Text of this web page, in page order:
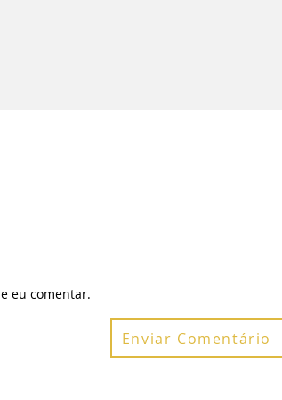
eu comentar.
Enviar Comentário